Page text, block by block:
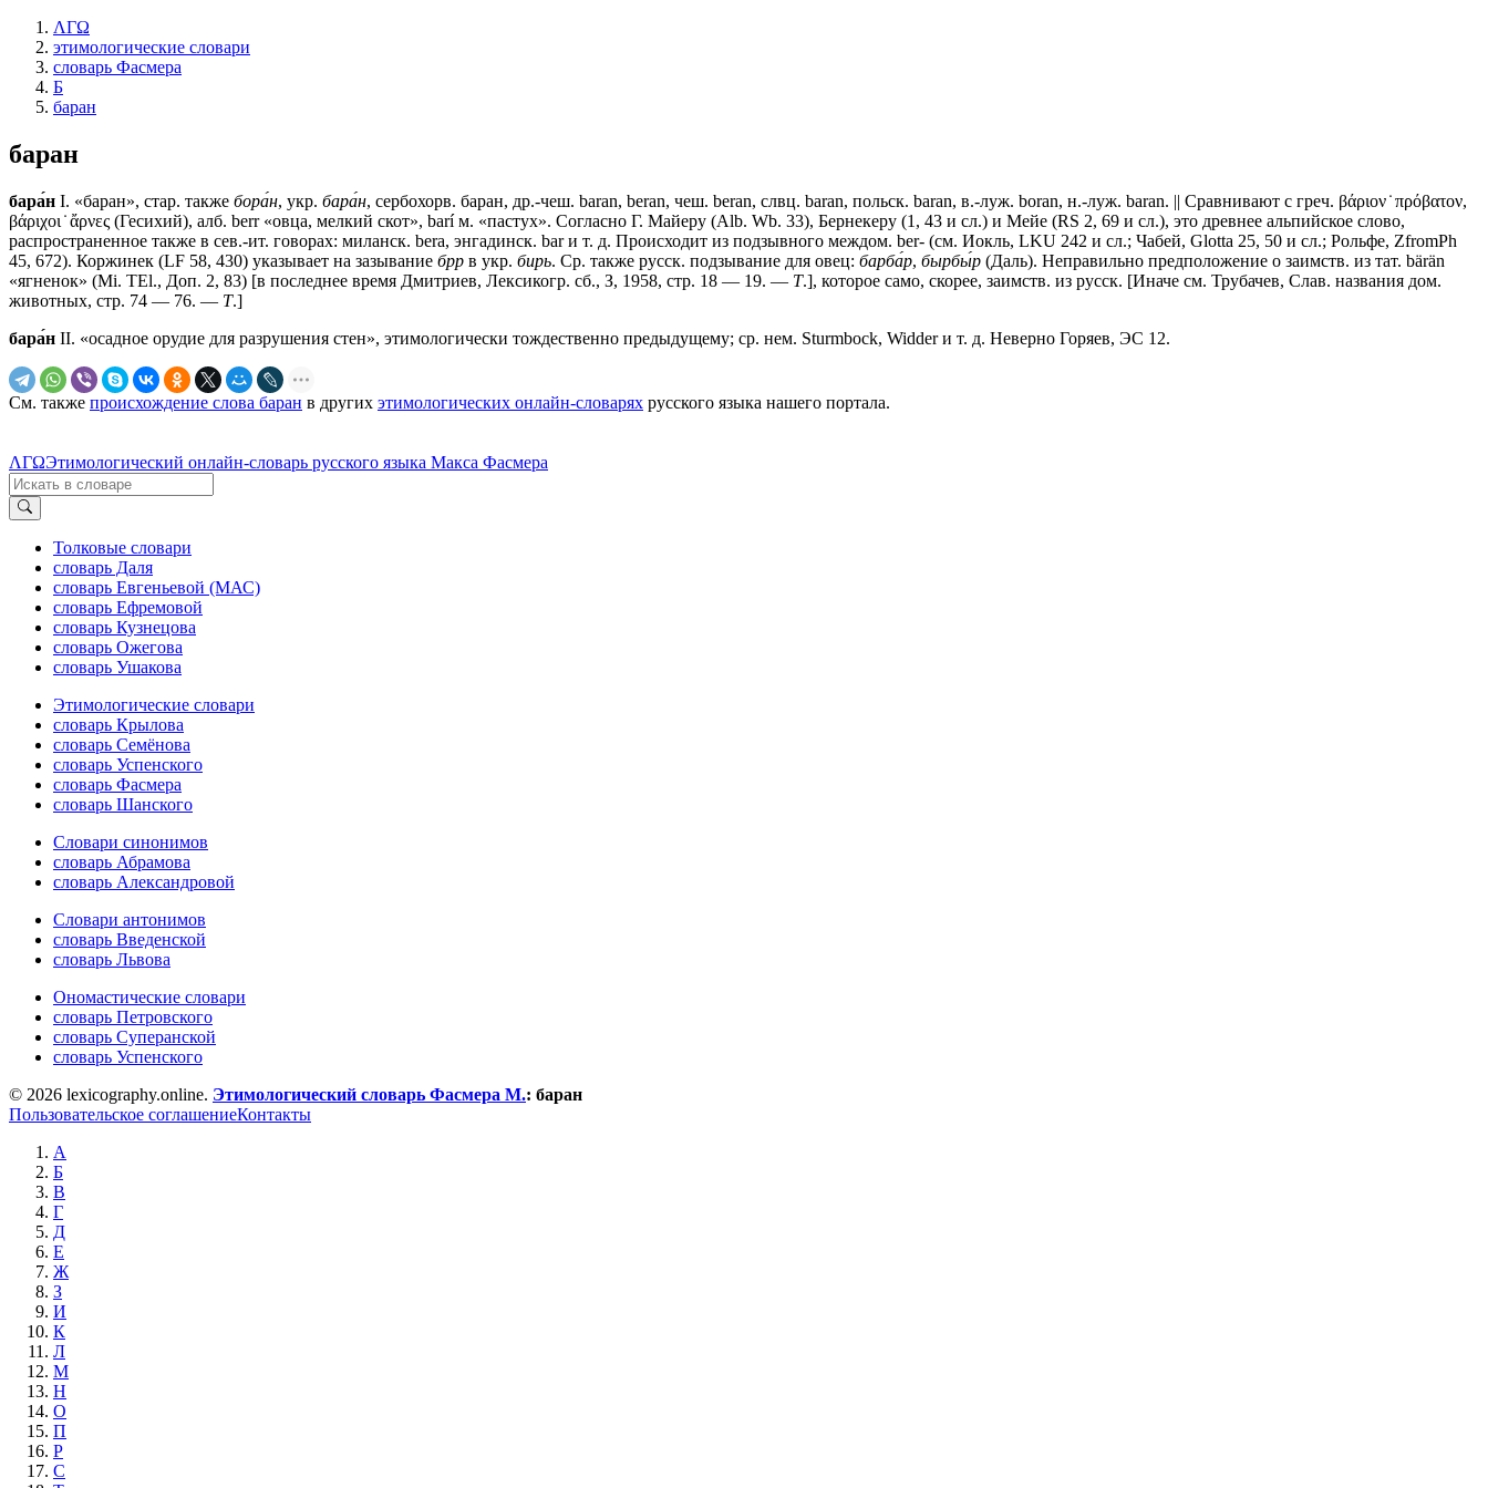
ΛΓΩ
этимологические словари
словарь Фасмера
Б
баран
баран
бара́н I. «баран», стар. также бора́н, укр. бара́н, сербохорв. баран, др.-чеш. baran, beran, чеш. beran, слвц. baran, польск. baran, в.-луж. boran, н.-луж. baran. || Сравнивают с греч. βάριον ̇ πρόβατον,
βάριχοι ̇ ἄρνες (Гесихий), алб. berr «овца, мелкий скот», barí м. «пастух». Согласно Г. Майеру (Alb. Wb. 33), Бернекеру (1, 43 и сл.) и Мейе (RS 2, 69 и сл.), это древнее альпийское слово,
распространенное также в сев.-ит. говорах: миланск. bera, энгадинск. bar и т. д. Происходит из подзывного междом. ber- (см. Иокль, LKU 242 и сл.; Чабей, Glotta 25, 50 и сл.; Рольфе, ZfromPh
45, 672). Коржинек (LF 58, 430) указывает на зазывание брр в укр. бирь. Ср. также русск. подзывание для овец: барба́р, бырбы́р (Даль). Неправильно предположение о заимств. из тат. bärän
«ягненок» (Mi. TEl., Доп. 2, 83) [в последнее время Дмитриев, Лексикогр. сб., З, 1958, стр. 18 — 19. — Т.], которое само, скорее, заимств. из русск. [Иначе см. Трубачев, Слав. названия дом.
животных, стр. 74 — 76. — Т.]
бара́н II. «осадное орудие для разрушения стен», этимологически тождественно предыдущему; ср. нем. Sturmbock, Widder и т. д. Неверно Горяев, ЭС 12.
См. также происхождение слова баран в других этимологических онлайн-словарях русского языка нашего портала.
ΛΓΩЭтимологический онлайн-словарь русского языка Макса Фасмера
Толковые словари
словарь Даля
словарь Евгеньевой (МАС)
словарь Ефремовой
словарь Кузнецова
словарь Ожегова
словарь Ушакова
Этимологические словари
словарь Крылова
словарь Семёнова
словарь Успенского
словарь Фасмера
словарь Шанского
Словари синонимов
словарь Абрамова
словарь Александровой
Словари антонимов
словарь Введенской
словарь Львова
Ономастические словари
словарь Петровского
словарь Суперанской
словарь Успенского
© 2026 lexicography.online. Этимологический словарь Фасмера М.: баран
Пользовательское соглашениеКонтакты
А
Б
В
Г
Д
Е
Ж
З
И
К
Л
М
Н
О
П
Р
С